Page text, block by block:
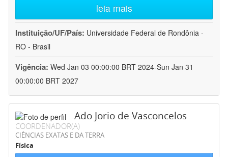
leia mais
Instituição/UF/País: Universidade Federal de Rondônia -
RO - Brasil
Vigência: Wed Jan 03 00:00:00 BRT 2024-Sun Jan 31
00:00:00 BRT 2027
Ado Jorio de Vasconcelos
COORDENADOR(A)
CIÊNCIAS EXATAS E DA TERRA
Física